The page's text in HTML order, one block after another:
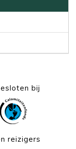
bij
reizigers